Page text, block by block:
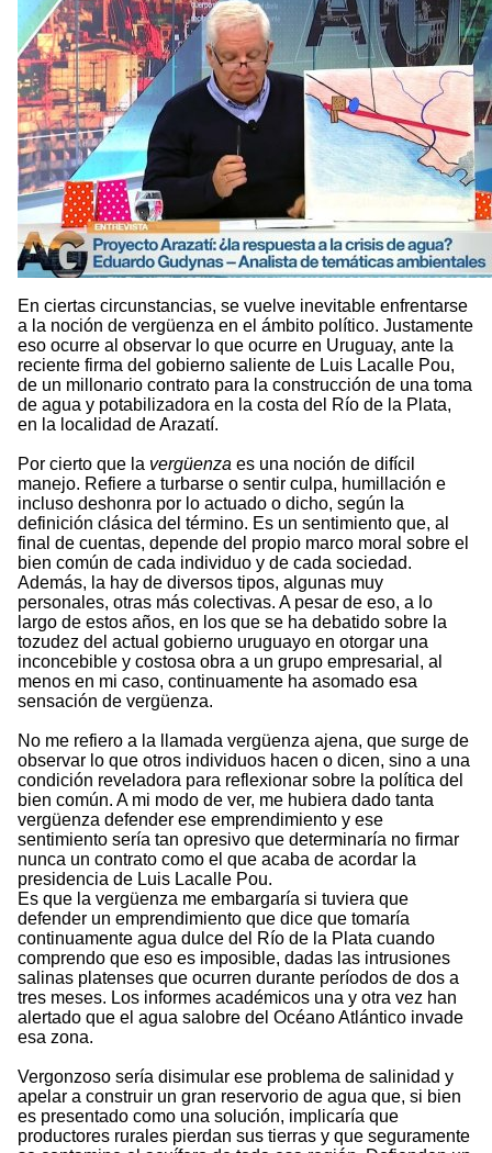
En ciertas circunstancias, se vuelve inevitable enfrentarse
a la noción de vergüenza en el ámbito político. Justamente
eso ocurre al observar lo que ocurre en Uruguay, ante la
reciente firma del gobierno saliente de Luis Lacalle Pou,
de un millonario contrato para la construcción de una toma
de agua y potabilizadora en la costa del Río de la Plata,
en la localidad de Arazatí.
Por cierto que la vergüenza es una noción de difícil
manejo. Refiere a turbarse o sentir culpa, humillación e
incluso deshonra por lo actuado o dicho, según la
definición clásica del término. Es un sentimiento que, al
final de cuentas, depende del propio marco moral sobre el
bien común de cada individuo y de cada sociedad.
Además, la hay de diversos tipos, algunas muy
personales, otras más colectivas. A pesar de eso, a lo
largo de estos años, en los que se ha debatido sobre la
tozudez del actual gobierno uruguayo en otorgar una
inconcebible y costosa obra a un grupo empresarial, al
menos en mi caso, continuamente ha asomado esa
sensación de vergüenza.
No me refiero a la llamada vergüenza ajena, que surge de
observar lo que otros individuos hacen o dicen, sino a una
condición reveladora para reflexionar sobre la política del
bien común. A mi modo de ver, me hubiera dado tanta
vergüenza defender ese emprendimiento y ese
sentimiento sería tan opresivo que determinaría no firmar
nunca un contrato como el que acaba de acordar la
presidencia de Luis Lacalle Pou.
Es que la vergüenza me embargaría si tuviera que
defender un emprendimiento que dice que tomaría
continuamente agua dulce del Río de la Plata cuando
comprendo que eso es imposible, dadas las intrusiones
salinas platenses que ocurren durante períodos de dos a
tres meses. Los informes académicos una y otra vez han
alertado que el agua salobre del Océano Atlántico invade
esa zona.
Vergonzoso sería disimular ese problema de salinidad y
apelar a construir un gran reservorio de agua que, si bien
es presentado como una solución, implicaría que
productores rurales pierdan sus tierras y que seguramente